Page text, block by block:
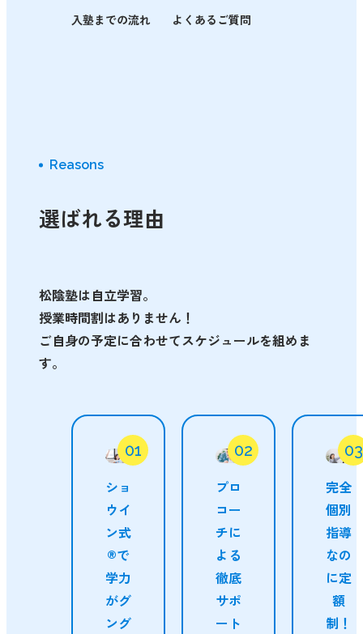
入塾までの流れ
よくあるご質問
選ばれる理由
Reasons
松陰塾は自立学習。
授業時間割はありません！
ご自身の予定に合わせてスケジュールを組めま
す。
ショ
ウイ
ン式
®で
学力
がグ
ング
プロ
コー
チに
よる
徹底
サポ
ート
完全
個別
指導
なの
に定
額
制！